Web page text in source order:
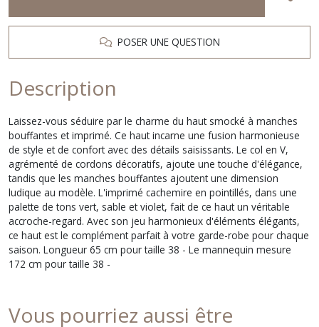
POSER UNE QUESTION
Description
Laissez-vous séduire par le charme du haut smocké à manches
bouffantes et imprimé. Ce haut incarne une fusion harmonieuse
de style et de confort avec des détails saisissants. Le col en V,
agrémenté de cordons décoratifs, ajoute une touche d'élégance,
tandis que les manches bouffantes ajoutent une dimension
ludique au modèle. L'imprimé cachemire en pointillés, dans une
palette de tons vert, sable et violet, fait de ce haut un véritable
accroche-regard. Avec son jeu harmonieux d'éléments élégants,
ce haut est le complément parfait à votre garde-robe pour chaque
saison. Longueur 65 cm pour taille 38 - Le mannequin mesure
172 cm pour taille 38 -
Vous pourriez aussi être